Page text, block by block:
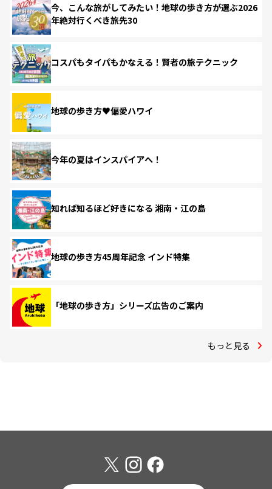
今、こんな旅がしてみたい！地球の歩き方が選ぶ2026
年絶対行くべき旅先30
コスパもタイパもかなえる！賢者の旅テクニック
地球の歩き方♥偏愛ハワイ
今年の夏はインスパイアへ！
知れば知るほど好きになる 湘南・江の島
地球の歩き方45周年記念 インド特集
「地球の歩き方」シリーズ広告のご案内
もっと見る